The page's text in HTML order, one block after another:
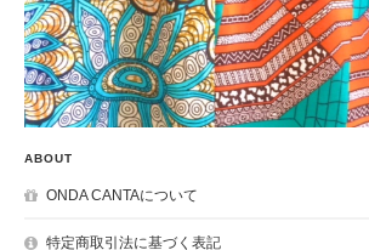
ABOUT
ONDA CANTAについて
特定商取引法に基づく表記